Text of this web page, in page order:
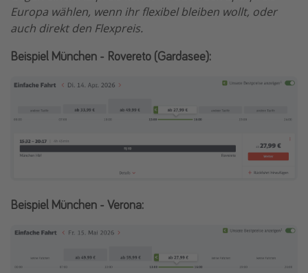
Europa wählen, wenn ihr flexibel bleiben wollt, oder
auch direkt den Flexpreis.
Beispiel München - Rovereto (Gardasee):
Beispiel München - Verona: